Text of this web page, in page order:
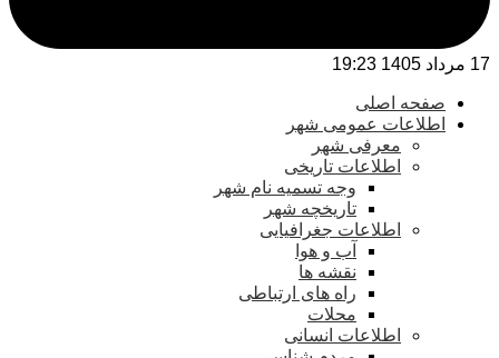
17 مرداد 1405 19:23
صفحه اصلی
اطلاعات عمومی شهر
معرفی شهر
اطلاعات تاریخی
وجه تسمیه نام شهر
تاریخچه شهر
اطلاعات جغرافیایی
آب و هوا
نقشه ها
راه های ارتباطی
محلات
اطلاعات انسانی